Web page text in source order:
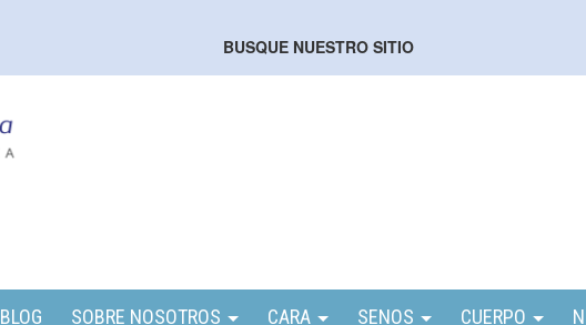
Our
Site:
BUSQUE NUESTRO SITIO
BLOG SOBRE NOSOTROS CARA SENOS CUERPO